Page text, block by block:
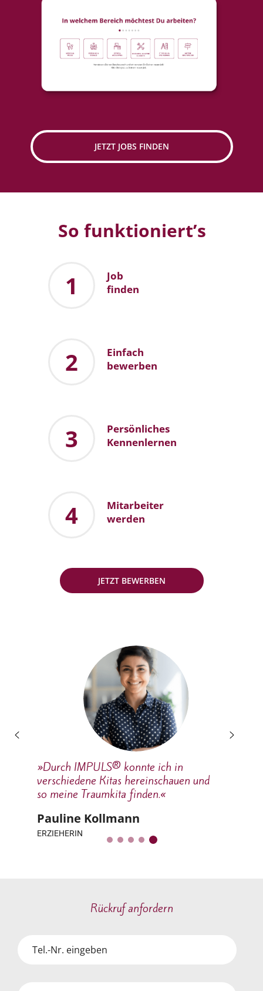
JETZT JOBS FINDEN
So funktioniert’s
1
Job
finden
2
Einfach
bewerben
3
Persönliches
Kennenlernen
4
Mitarbeiter
werden
JETZT BEWERBEN
»Durch IMPULS® konnte ich in
verschiedene Kitas hereinschauen und
so meine Traumkita finden.«
Pauline Kollmann
ERZIEHERIN
Rückruf anfordern